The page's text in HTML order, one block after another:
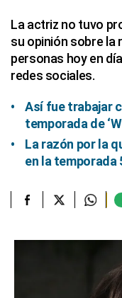
La actriz no tuvo
su opinión sobre la
personas hoy en
redes sociales.
Así fue trabajar
temporada de
La razón por la
en la temporada